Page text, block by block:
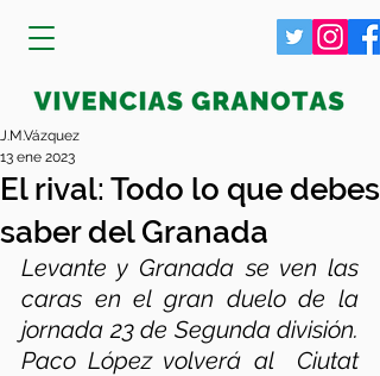
El rival: Todo lo que debes
saber del Granada
J.M.Vázquez
13 ene 2023
Levante y Granada se ven las
caras en el gran duelo de la
jornada 23 de Segunda división.
Paco López volverá al  Ciutat